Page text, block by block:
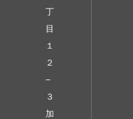
丁
目
１
２
−
３
加